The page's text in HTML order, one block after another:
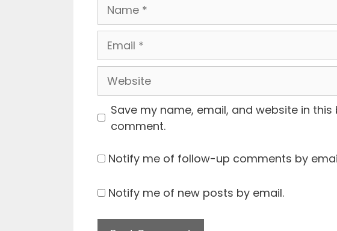
Email
Website
Save my name, email, and website in
comment.
Notify me of follow-up comments by
Notify me of new posts by email.